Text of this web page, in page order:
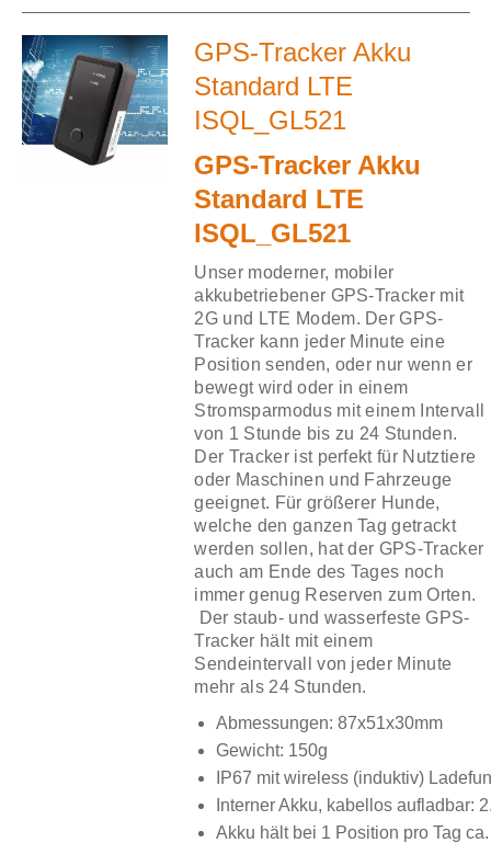
GPS-Tracker Akku
Standard LTE
ISQL_GL521
GPS-Tracker Akku
Standard LTE
ISQL_GL521
Unser moderner, mobiler
akkubetriebener GPS-Tracker mit
2G und LTE Modem. Der GPS-
Tracker kann jeder Minute eine
Position senden, oder nur wenn er
bewegt wird oder in einem
Stromsparmodus mit einem Intervall
von 1 Stunde bis zu 24 Stunden.
Der Tracker ist perfekt für Nutztiere
oder Maschinen und Fahrzeuge
geeignet. Für größerer Hunde,
welche den ganzen Tag getrackt
werden sollen, hat der GPS-Tracker
auch am Ende des Tages noch
immer genug Reserven zum Orten.
Der staub- und wasserfeste GPS-
Tracker hält mit einem
Sendeintervall von jeder Minute
mehr als 24 Stunden.
Abmessungen: 87x51x30mm
Gewicht: 150g
IP67 mit wireless (induktiv)
Interner Akku, kabellos aufladbar:
Akku hält bei 1 Position pro Tag